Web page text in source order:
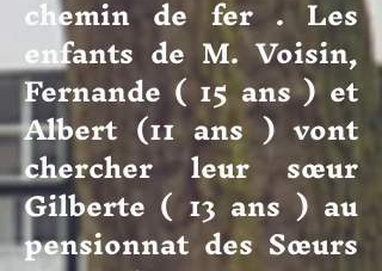
chemin de fer . Les
enfants de M. Voisin,
Fernande ( 15 ans ) et
Albert (11 ans ) vont
chercher leur sœur
Gilberte ( 13 ans ) au
pensionnat des Sœurs